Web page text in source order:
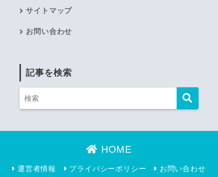
サイトマップ
お問い合わせ
記事を検索
HOME
運営者情報 プライバシーポリシー お問い合わせ